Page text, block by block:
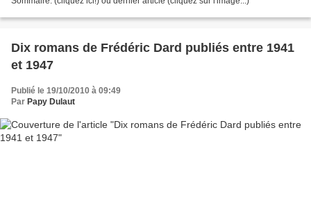
Dix romans de Frédéric Dard publiés entre 1941
et 1947
Publié le 19/10/2010 à 09:49
Par Papy Dulaut